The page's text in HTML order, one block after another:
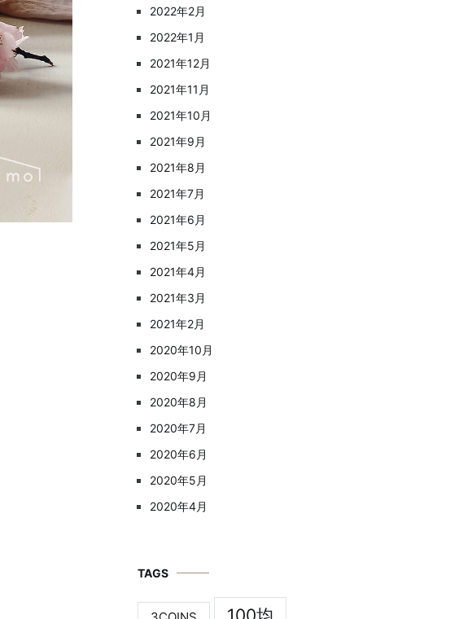
2022年2月
2022年1月
2021年12月
2021年11月
2021年10月
2021年9月
2021年8月
2021年7月
2021年6月
2021年5月
2021年4月
2021年3月
2021年2月
2020年10月
2020年9月
2020年8月
2020年7月
2020年6月
2020年5月
2020年4月
TAGS